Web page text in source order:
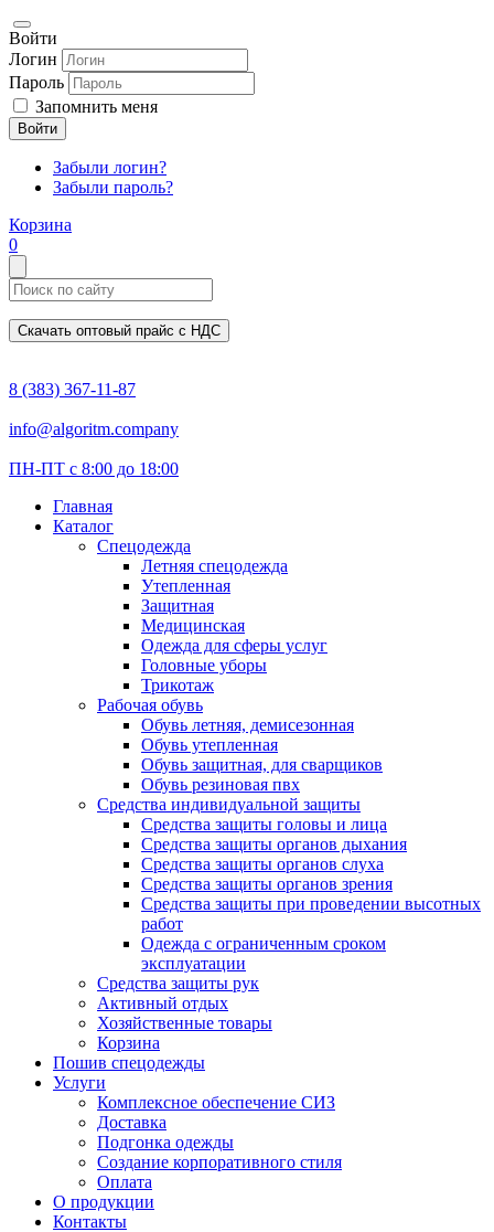
Войти
Логин
Пароль
Запомнить меня
Войти
Забыли логин?
Забыли пароль?
Корзина
0
Скачать оптовый прайс с НДС
8 (383) 367-11-87
info@algoritm.company
ПН-ПТ с 8:00 до 18:00
Главная
Каталог
Спецодежда
Летняя спецодежда
Утепленная
Защитная
Медицинская
Одежда для сферы услуг
Головные уборы
Трикотаж
Рабочая обувь
Обувь летняя, демисезонная
Обувь утепленная
Обувь защитная, для сварщиков
Обувь резиновая пвх
Средства индивидуальной защиты
Средства защиты головы и лица
Средства защиты органов дыхания
Средства защиты органов слуха
Средства защиты органов зрения
Средства защиты при проведении высотных
работ
Одежда с ограниченным сроком
эксплуатации
Средства защиты рук
Активный отдых
Хозяйственные товары
Корзина
Пошив спецодежды
Услуги
Комплексное обеспечение СИЗ
Доставка
Подгонка одежды
Создание корпоративного стиля
Оплата
О продукции
Контакты